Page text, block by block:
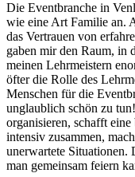
Die Eventbranche in
wie eine Art Familie an.
das Vertrauen von
gaben mir den Raum, in
meinen Lehrmeistern
öfter die Rolle des
Menschen für die
unglaublich schön zu
organisieren, schafft
intensiv zusammen,
unerwartete Situationen.
man gemeinsam feiern